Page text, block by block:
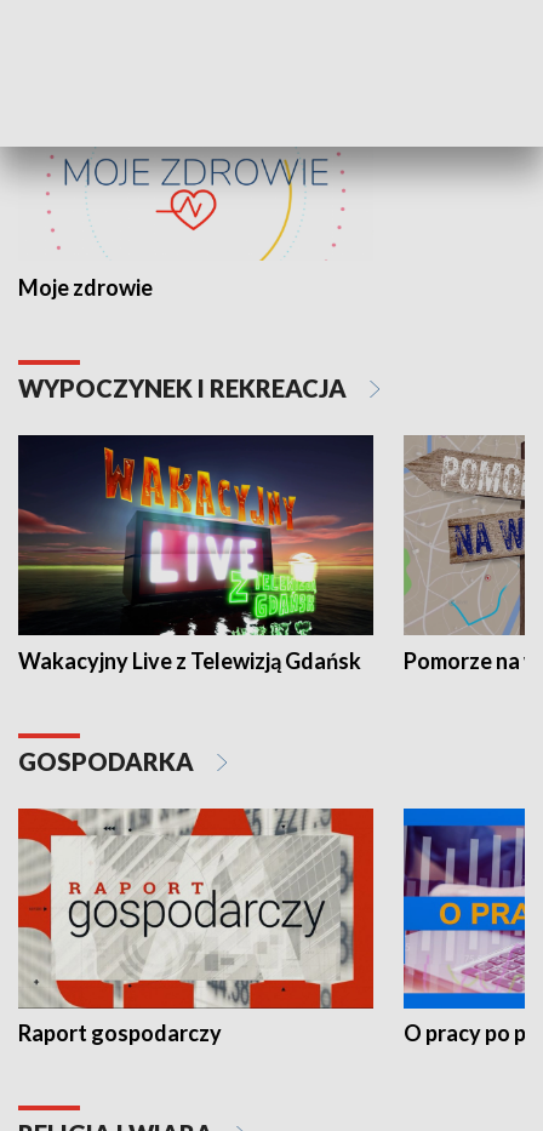
Moje zdrowie
WYPOCZYNEK I REKREACJA
Wakacyjny Live z Telewizją Gdańsk Pomorze na
GOSPODARKA
Raport gospodarczy O pracy po